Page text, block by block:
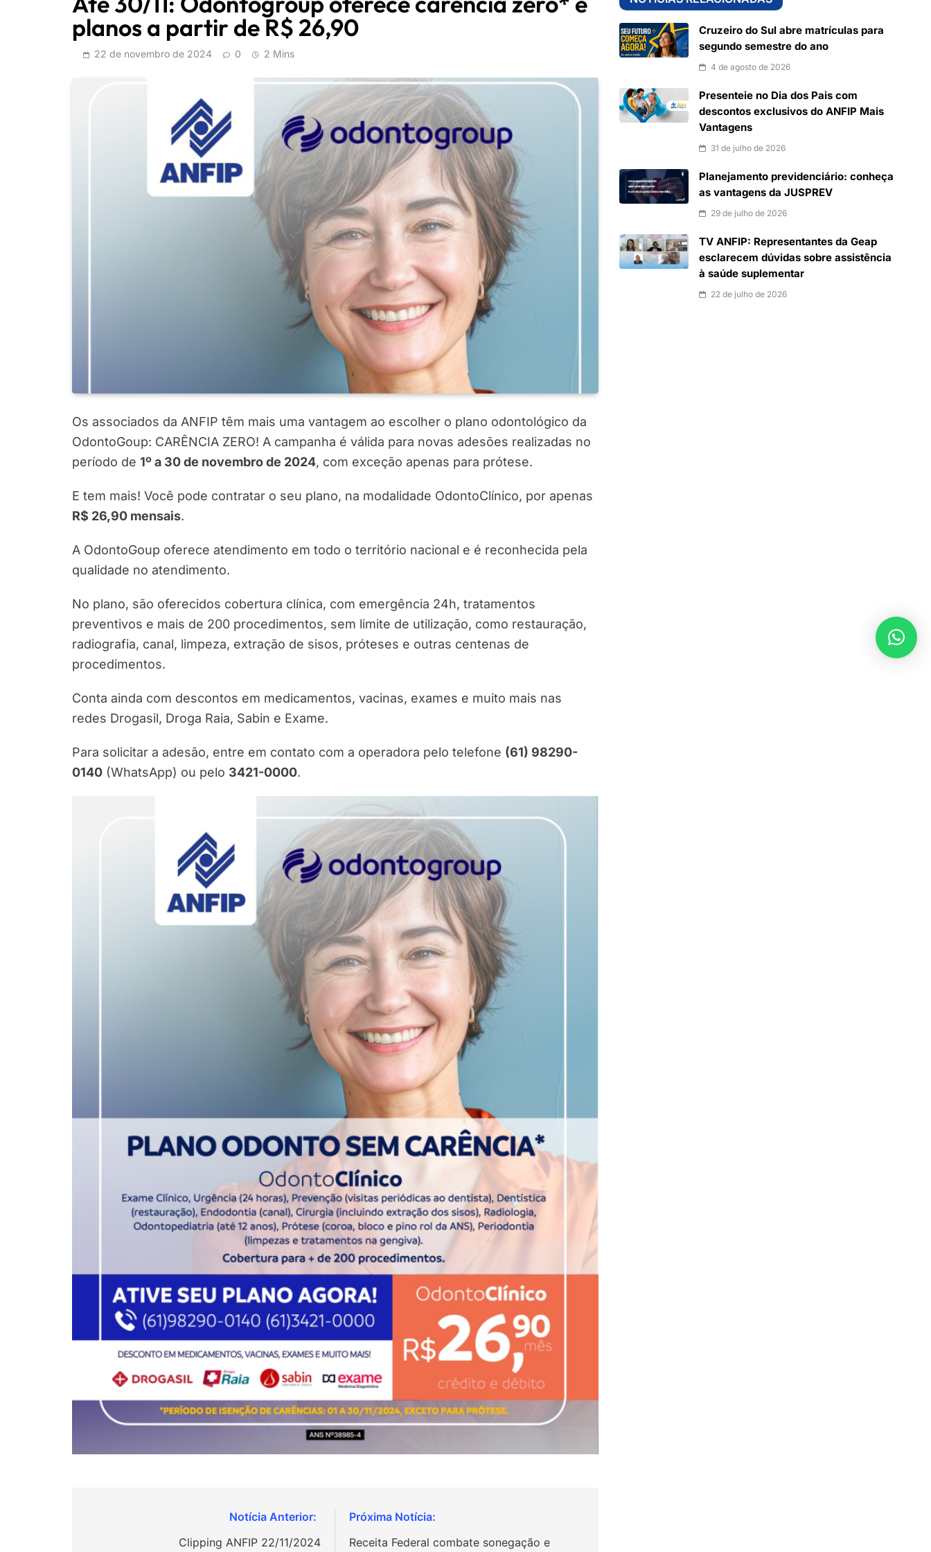
planos a partir de R$ 26,90
22 de novembro de 2024 0 2 Mins
Os associados da ANFIP têm mais uma vantagem ao escolher o plano odontológico da
OdontoGoup: CARÊNCIA ZERO! A campanha é válida para novas adesões realizadas no
período de 1º a 30 de novembro de 2024, com exceção apenas para prótese.
E tem mais! Você pode contratar o seu plano, na modalidade OdontoClínico, por apenas
R$ 26,90 mensais.
A OdontoGoup oferece atendimento em todo o território nacional e é reconhecida pela
qualidade no atendimento.
No plano, são oferecidos cobertura clínica, com emergência 24h, tratamentos
preventivos e mais de 200 procedimentos, sem limite de utilização, como restauração,
radiografia, canal, limpeza, extração de sisos, próteses e outras centenas de
procedimentos.
Conta ainda com descontos em medicamentos, vacinas, exames e muito mais nas
redes Drogasil, Droga Raia, Sabin e Exame.
Para solicitar a adesão, entre em contato com a operadora pelo telefone (61) 98290-
0140 (WhatsApp) ou pelo 3421-0000.
Clipping ANFIP 22/11/2024 Receita Federal combate sonegação e
Cruzeiro do Sul abre matrículas para
segundo semestre do ano
4 de agosto de 2026
Presenteie no Dia dos Pais com
descontos exclusivos do ANFIP Mais
Vantagens
31 de julho de 2026
Planejamento previdenciário: conheça
as vantagens da JUSPREV
29 de julho de 2026
TV ANFIP: Representantes da Geap
esclarecem dúvidas sobre assistência
à saúde suplementar
22 de julho de 2026